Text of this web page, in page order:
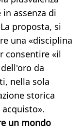
assenza di
proposta, si
una «disciplina
consentire «il
da
nella sola
storica
un mondo